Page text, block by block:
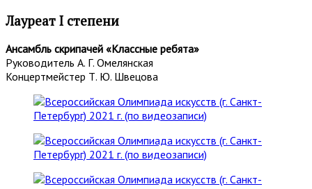
Лауреат I степени
Ансамбль скрипачей «Классные ребята»
Руководитель А. Г. Омелянская
Концертмейстер Т. Ю. Швецова